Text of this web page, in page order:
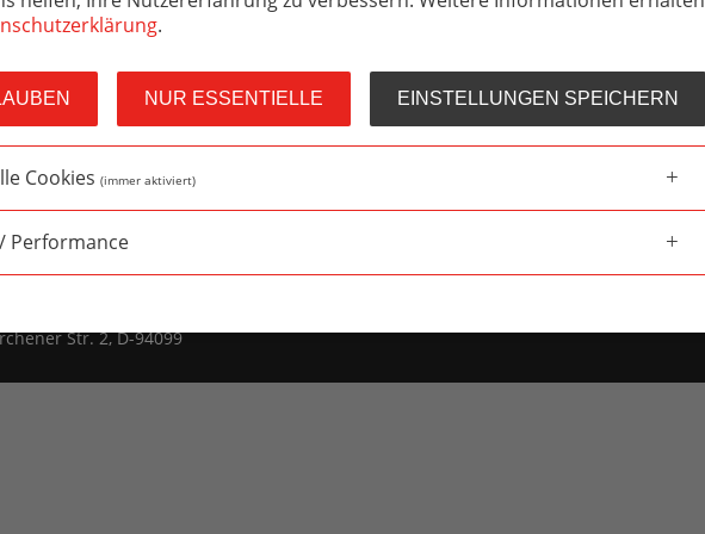
Gastronomiebedarf
Service & Montage
Hygieneservice
Str. 2, D-94099
.
NUR ESSENTIELLE EINSTELLUNGEN SPEICHERN
Cookies (immer aktiviert)
Performance